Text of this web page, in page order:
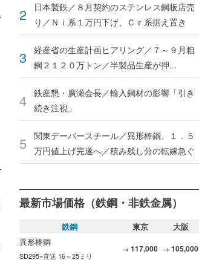
日本製鉄／８月契約のステンレス鋼板店売
り／Ｎｉ系１万円下げ、Ｃｒ系据え置き
経産省の生産計画ヒアリング／７～９月粗
鋼２１２０万トン／半製品生産が押...
鉄産懇・廣瀬会長／輸入鋼材の影響「引き
続き注視」
関東デーバースチール／異形棒鋼、１．５
万円値上げ完遂へ／積み残し分の転嫁急ぐ
最新市場価格（鉄鋼・非鉄金属）
鉄鋼 東京
大阪
異形棒鋼
SD295=直送 16～25ミリ
→ 117,000 → 105,000